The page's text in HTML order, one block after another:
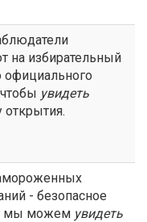
на избирательный
официального
увидеть
открытия.
- безопасное
мы можем увидеть